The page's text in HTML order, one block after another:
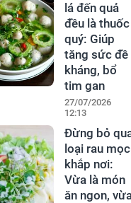
lá đến quả
đều là thuốc
quý: Giúp
tăng sức đề
kháng, bổ
tim gan
27/07/2026
12:13
Đừng bỏ
loại rau mọc
khắp nơi:
Vừa là món
ăn ngon,